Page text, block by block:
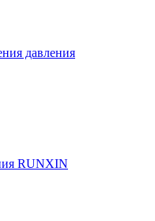
давления
RUNXIN